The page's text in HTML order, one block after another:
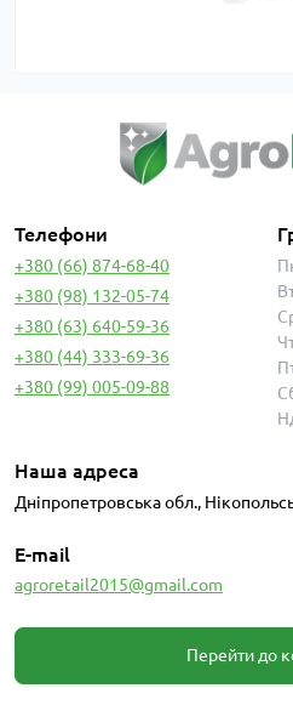
Телефони
+380 (66) 874-68-40
+380 (98) 132-05-74
+380 (63) 640-59-36
+380 (44) 333-69-36
+380 (99) 005-09-88
Наша адреса
Дніпропетровська обл.,
E-mail
agroretail2015@gmail.com
Перейти до